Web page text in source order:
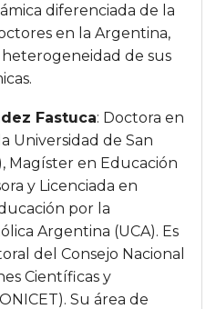
diferenciada de la
en la Argentina,
de sus
Fastuca: Doctora en
Universidad de San
Magíster en Educación
y Licenciada en
por la
Argentina (UCA). Es
del Consejo Nacional
Científicas y
Su área de